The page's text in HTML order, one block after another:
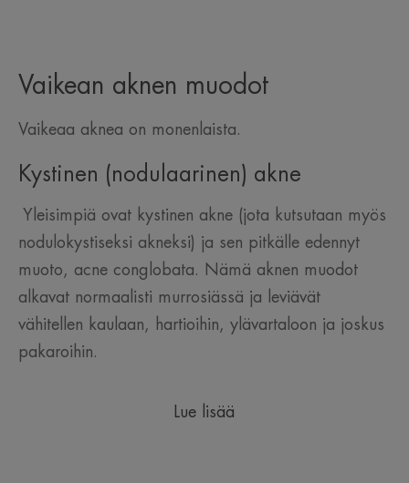
Vaikean aknen muodot
Vaikeaa aknea on monenlaista.
Kystinen (nodulaarinen) akne
Yleisimpiä ovat kystinen akne (jota kutsutaan myös
nodulokystiseksi akneksi) ja sen pitkälle edennyt
muoto, acne conglobata. Nämä aknen muodot
alkavat normaalisti murrosiässä ja leviävät
vähitellen kaulaan, hartioihin, ylävartaloon ja joskus
pakaroihin.
Lue lisää